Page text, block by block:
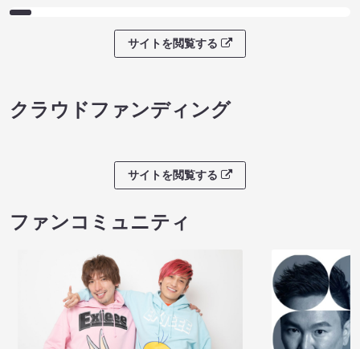
サイトを閲覧する
クラウドファンディング
サイトを閲覧する
ファンコミュニティ